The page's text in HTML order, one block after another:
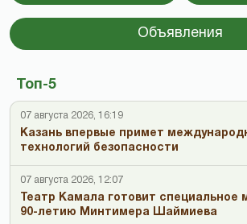
Объявления
Топ-5
07 августа 2026, 16:19
Казань впервые примет
технологий безопасности
07 августа 2026, 12:07
Театр Камала готовит специальное
90-летию Минтимера Шаймиева